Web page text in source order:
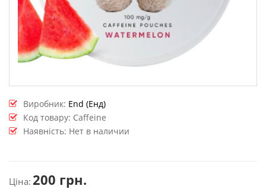
Виробник: End (Енд)
Код товару: Caffeine
Наявність: Нет в наличии
Ціна: 200 грн.